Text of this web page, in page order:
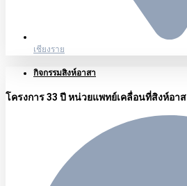
เชียงราย
กิจกรรมสิงห์อาสา
โครงการ 33 ปี หน่วยแพทย์เคลื่อนที่สิงห์อาส